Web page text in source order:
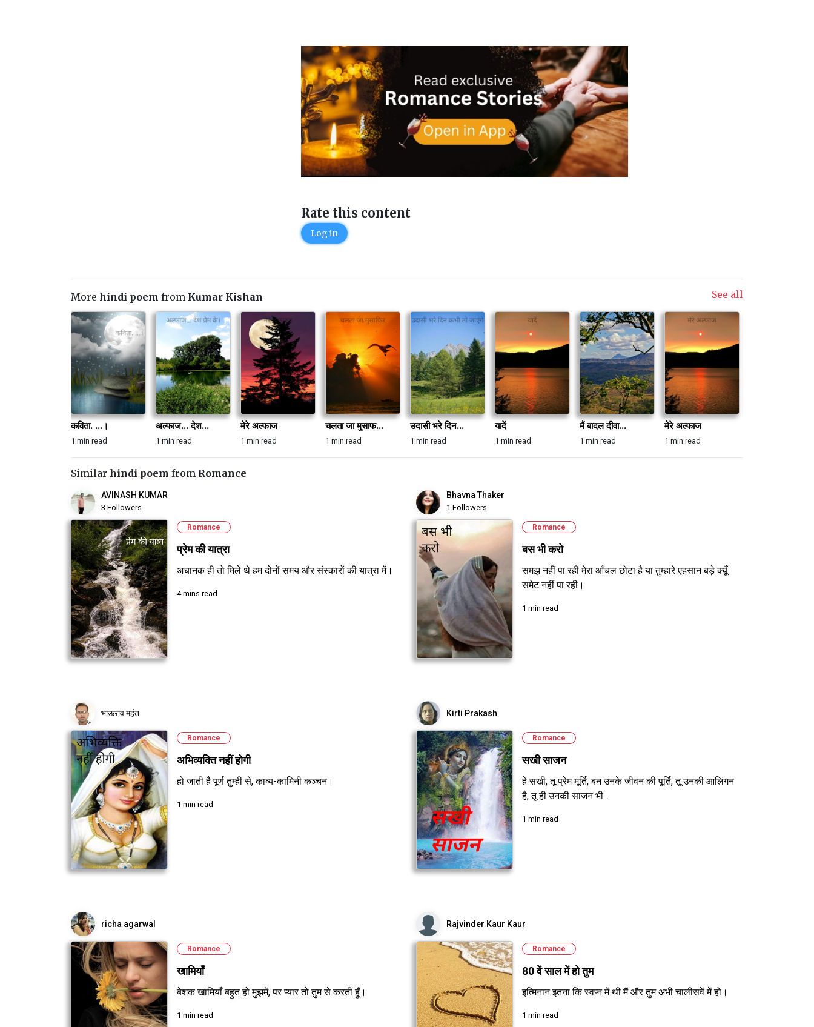
Rate this content
Log in
More hindi poem from Kumar Kishan See all
कविता. ...।
1 min read
अल्फाज... देश...
1 min read
मेरे अल्फाज
1 min read
चलता जा मुसाफ...
1 min read
उदासी भरे दिन...
1 min read
यादें
1 min read
मैं बादल दीवा...
1 min read
मेरे अल्फाज
1 min read
Similar hindi poem from Romance
AVINASH KUMAR
3 Followers
Romance
प्रेम की यात्रा
अचानक ही तो मिले थे हम दोनों समय और संस्कारों की यात्रा में।
4 mins read
Bhavna Thaker
1 Followers
Romance
बस भी करो
समझ नहीं पा रही मेरा आँचल छोटा है या तुम्हारे एहसान बड़े क्यूँ
समेट नहीं पा रही।
1 min read
भाऊराव महंत
Romance
अभिव्यक्ति नहीं होगी
हो जाती है पूर्ण तुम्हीं से, काव्य-कामिनी कञ्चन।
1 min read
Kirti Prakash
Romance
सखी साजन
हे सखी, तू प्रेम मूर्ति, बन उनके जीवन की पूर्ति, तू उनकी आलिंगन
है, तू ही उनकी साजन भी...
1 min read
richa agarwal
Romance
खामियाँ
बेशक खामियाँ बहुत हो मुझमें, पर प्यार तो तुम से करती हूँ।
1 min read
Rajvinder Kaur Kaur
Romance
80 वें साल में हो तुम
इत्मिनान इतना कि स्वप्न में थी मैं और तुम अभी चालीसवें में हो।
1 min read